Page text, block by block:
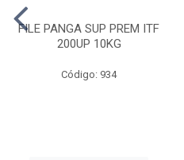
FILE PANGA SUP PREM ITF
200UP 10KG
Código: 934